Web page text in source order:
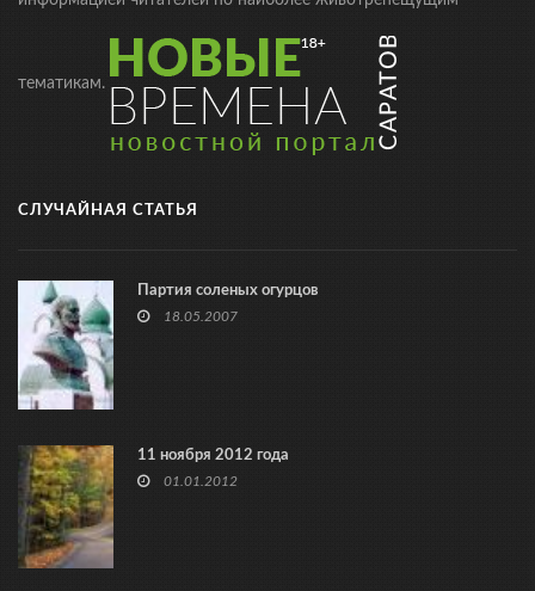
тематикам.
СЛУЧАЙНАЯ СТАТЬЯ
Партия соленых огурцов
18.05.2007
11 ноября 2012 года
01.01.2012